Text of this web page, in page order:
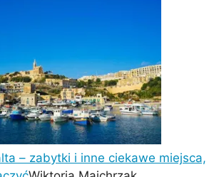
– zabytki i inne ciekawe miejsca,